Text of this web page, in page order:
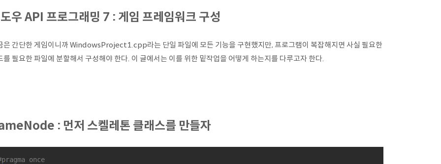
우 API 프로그래밍 7 : 게임 프레임워크 구성
은 간단한 게임이니까 WindowsProject1.cpp라는 단일 파일에 모든 기능을 구현했지만, 프로그램이 복잡해지면 사실 필요한
를 필요한 파일에 분할해서 구성해야 한다. 이 글에서는 이를 위한 밑작업을 어떻게 하는지를 다루고자 한다.
: 먼저 스켈레톤 클래스를 만들자
pragma once